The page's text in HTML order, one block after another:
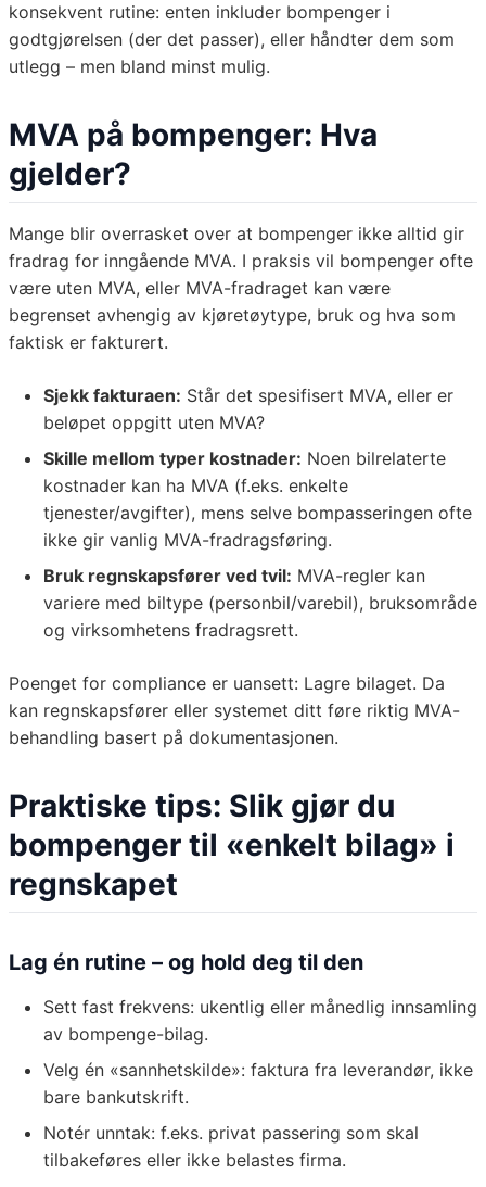
konsekvent rutine: enten inkluder bompenger i
godtgjørelsen (der det passer), eller håndter dem som
utlegg – men bland minst mulig.
MVA på bompenger: Hva
gjelder?
Mange blir overrasket over at bompenger ikke alltid gir
fradrag for inngående MVA. I praksis vil bompenger ofte
være uten MVA, eller MVA-fradraget kan være
begrenset avhengig av kjøretøytype, bruk og hva som
faktisk er fakturert.
Sjekk fakturaen: Står det spesifisert MVA, eller er
beløpet oppgitt uten MVA?
Skille mellom typer kostnader: Noen bilrelaterte
kostnader kan ha MVA (f.eks. enkelte
tjenester/avgifter), mens selve bompasseringen ofte
ikke gir vanlig MVA-fradragsføring.
Bruk regnskapsfører ved tvil: MVA-regler kan
variere med biltype (personbil/varebil), bruksområde
og virksomhetens fradragsrett.
Poenget for compliance er uansett: Lagre bilaget. Da
kan regnskapsfører eller systemet ditt føre riktig MVA-
behandling basert på dokumentasjonen.
Praktiske tips: Slik gjør du
bompenger til «enkelt bilag» i
regnskapet
Lag én rutine – og hold deg til den
Sett fast frekvens: ukentlig eller månedlig innsamling
av bompenge-bilag.
Velg én «sannhetskilde»: faktura fra leverandør, ikke
bare bankutskrift.
Notér unntak: f.eks. privat passering som skal
tilbakeføres eller ikke belastes firma.